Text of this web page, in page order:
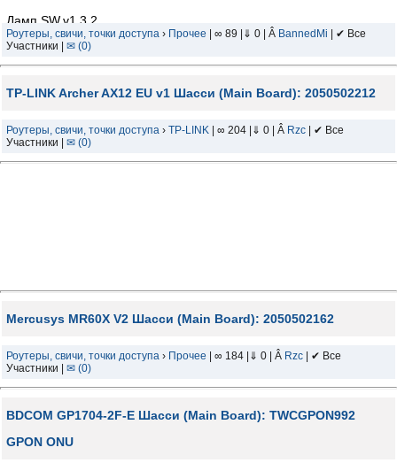
Дамп SW.v1.3.2
логин/пасс - ubnt/ubnt
Роутеры, свичи, точки доступа › Прочее | ∞ 89 |⇓ 0 | Â BannedMi | ✔ Все
Участники | ✉ (0)
TP-LINK Archer AX12 EU v1 Шасси (Main Board): 2050502212
Роутеры, свичи, точки доступа › TP-LINK | ∞ 204 |⇓ 0 | Â Rzc | ✔ Все
Участники | ✉ (0)
Mercusys MR60X V2 Шасси (Main Board): 2050502162
Роутеры, свичи, точки доступа › Прочее | ∞ 184 |⇓ 0 | Â Rzc | ✔ Все
Участники | ✉ (0)
BDCOM GP1704-2F-E Шасси (Main Board): TWCGPON992
GPON ONU